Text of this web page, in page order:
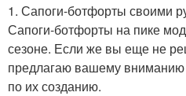
1. Сапоги-ботфорты своими
Сапоги-ботфорты на пике
сезоне. Если же вы еще не
предлагаю вашему
по их созданию.